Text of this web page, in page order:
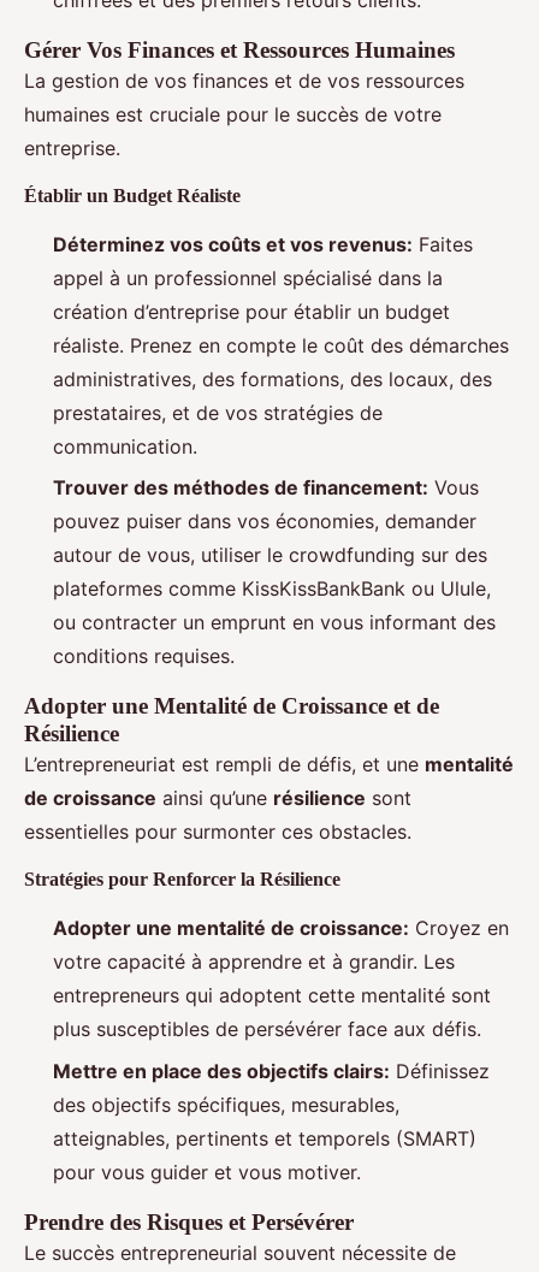
Gérer Vos Finances et Ressources Humaines
La gestion de vos finances et de vos ressources
humaines est cruciale pour le succès de votre
entreprise.
Établir un Budget Réaliste
Déterminez vos coûts et vos revenus: Faites
appel à un professionnel spécialisé dans la
création d’entreprise pour établir un budget
réaliste. Prenez en compte le coût des démarches
administratives, des formations, des locaux, des
prestataires, et de vos stratégies de
communication.
Trouver des méthodes de financement: Vous
pouvez puiser dans vos économies, demander
autour de vous, utiliser le crowdfunding sur des
plateformes comme KissKissBankBank ou Ulule,
ou contracter un emprunt en vous informant des
conditions requises.
Adopter une Mentalité de Croissance et de
Résilience
L’entrepreneuriat est rempli de défis, et une mentalité
de croissance ainsi qu’une résilience sont
essentielles pour surmonter ces obstacles.
Stratégies pour Renforcer la Résilience
Adopter une mentalité de croissance: Croyez en
votre capacité à apprendre et à grandir. Les
entrepreneurs qui adoptent cette mentalité sont
plus susceptibles de persévérer face aux défis.
Mettre en place des objectifs clairs: Définissez
des objectifs spécifiques, mesurables,
atteignables, pertinents et temporels (SMART)
pour vous guider et vous motiver.
Prendre des Risques et Persévérer
Le succès entrepreneurial souvent nécessite de